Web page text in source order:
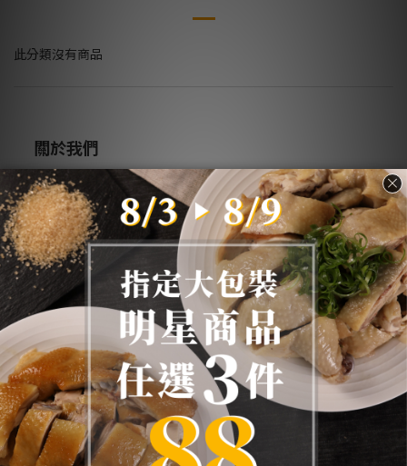
此分類沒有商品
關於我們
衝浪雞
重要公告
媒體推薦
哪裡找到我們
檢驗報告
人才招募
顧客服務
會員權益
隱私條款
條款與細則